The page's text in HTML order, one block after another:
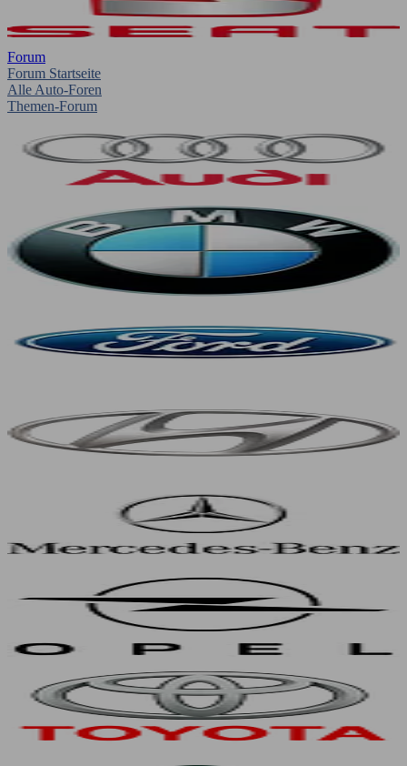
Forum
Forum Startseite
Alle Auto-Foren
Themen-Forum